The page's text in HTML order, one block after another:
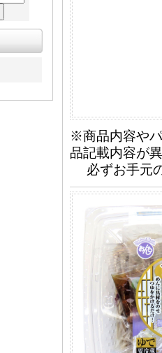
※商品内容や
品記載内容が
必ずお手元